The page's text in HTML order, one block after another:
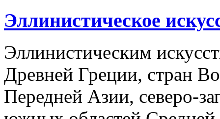
Эллинистическое
Эллинистическим
Древней Греции, стран
Передней Азии, северо-